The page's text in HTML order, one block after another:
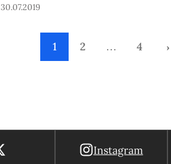
vicerrector de Investigación, Dr. Aldo
pudieron interactuar con el escritor,
algunos libros de camino al auditorio.
30.07.2019
1 2 … 4 ›
Instagram